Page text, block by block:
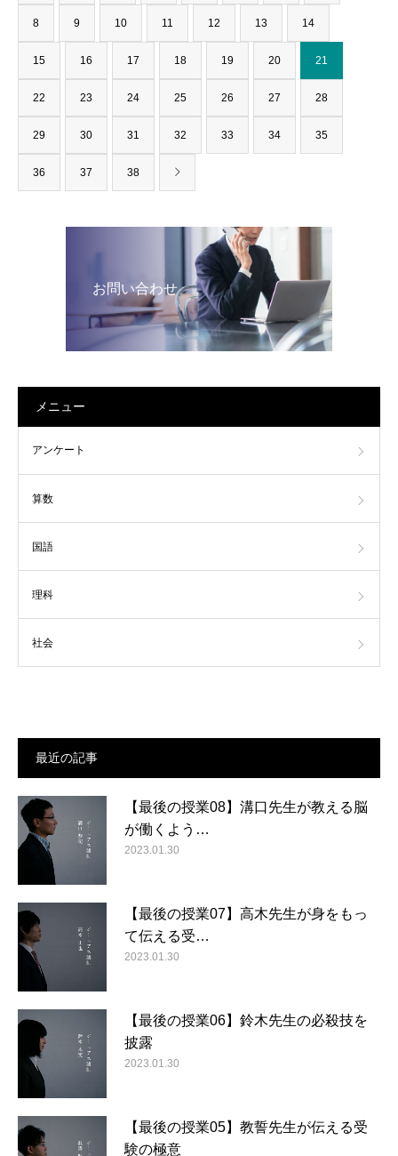
8 9 10 11 12 13 14
15 16 17 18 19 20 21
22 23 24 25 26 27 28
29 30 31 32 33 34 35
36 37 38
お問い合わせ
メニュー
アンケート
算数
国語
理科
社会
最近の記事
【最後の授業08】溝口先生が教える脳
が働くよう…
2023.01.30
【最後の授業07】高木先生が身をもっ
て伝える受…
2023.01.30
【最後の授業06】鈴木先生の必殺技を
披露
2023.01.30
【最後の授業05】教誓先生が伝える受
験の極意